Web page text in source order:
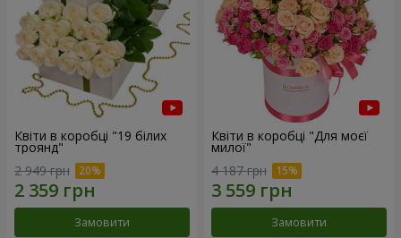
Квіти в коробці "19 білих
троянд"
2 949 грн
Замовити
Квіти в коробці "Для моєї
милої"
4 187 грн
Замовити